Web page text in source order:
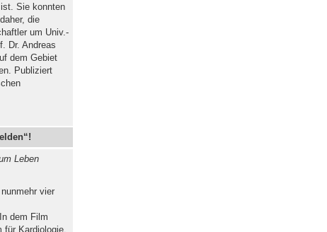
Sie konnten
die
um Univ.-
Dr. Andreas
dem Gebiet
Publiziert
Leben
vier
dem Film
für Kardiologie.